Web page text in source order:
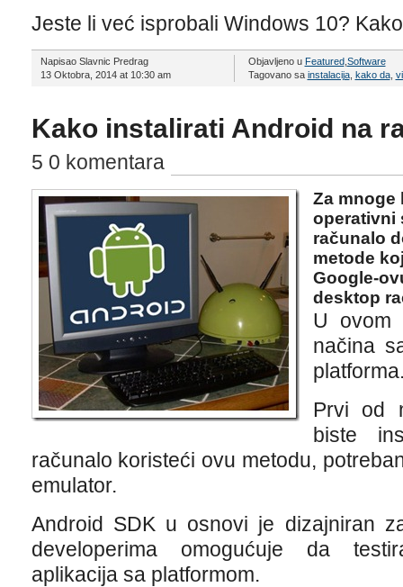
Jeste li već isprobali Windows 10?
Napisao Slavnic Predrag
13 Oktobra, 2014 at 10:30 am
Objavljeno u Featured, Software
Tagovano sa instalacija, kako da,
Kako instalirati Android na
5 0 komentara
Za mnoge
operativni
računalo
metode
Google-
desktop
U ovom
načina
Prvi od
biste
računalo koristeći ovu metodu,
emulator.
Android SDK u osnovi je dizajniran
developerima omogućuje da
aplikacija sa platformom.